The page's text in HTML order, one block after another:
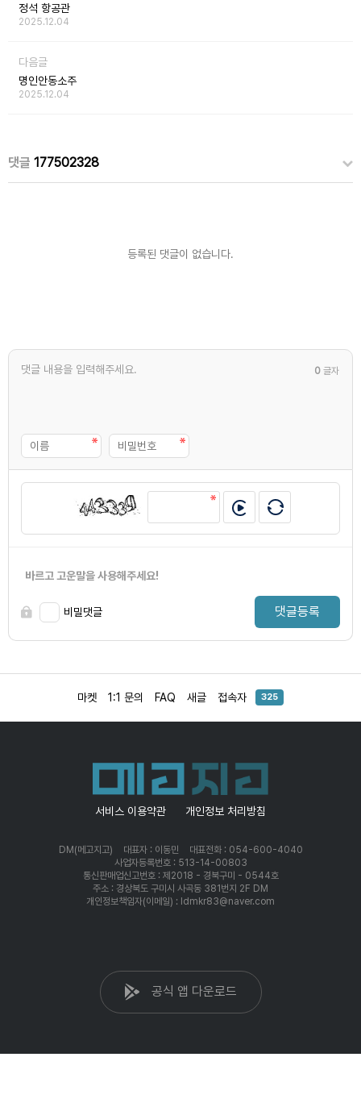
정석 항공관
2025.12.04
다음글
명인안동소주
2025.12.04
댓글 177502328
등록된 댓글이 없습니다.
0 글자
바르고 고운말을 사용해주세요!
비밀댓글 댓글등록
마켓 1:1 문의 FAQ 새글 접속자 325
서비스 이용약관 개인정보 처리방침
DM(메고지고) 대표자 : 이동민
대표전화 : 054-600-4040
사업자등록번호 : 513-14-00803
통신판매업신고번호 : 제2018 - 경북구미 - 0544호
주소 : 경상북도 구미시 사곡동 381번지 2F DM
개인정보책임자(이메일) : ldmkr83@naver.com
공식 앱 다운로드